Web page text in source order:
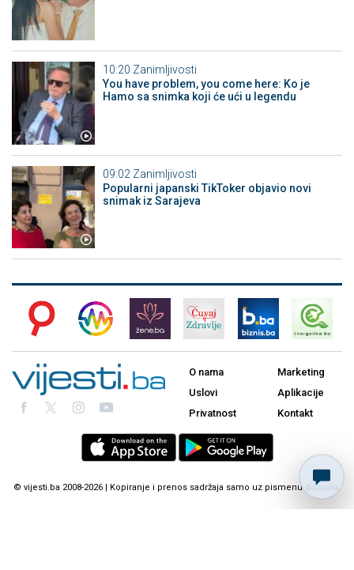
10:20 Zanimljivosti
You have problem, you come here: Ko je
Hamo sa snimka koji će ući u legendu
09:02 Zanimljivosti
Popularni japanski TikToker objavio novi
snimak iz Sarajeva
O nama
Uslovi
Privatnost
Marketing
Aplikacije
Kontakt
© vijesti.ba 2008-2026 | Kopiranje i prenos sadržaja samo uz pismenu dozvolu.